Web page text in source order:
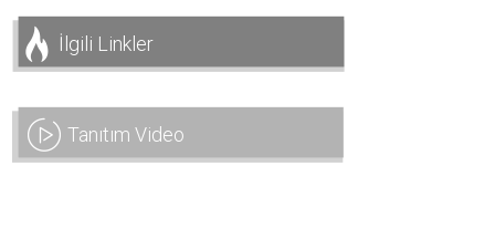
İlgili Linkler
Tanıtım Video